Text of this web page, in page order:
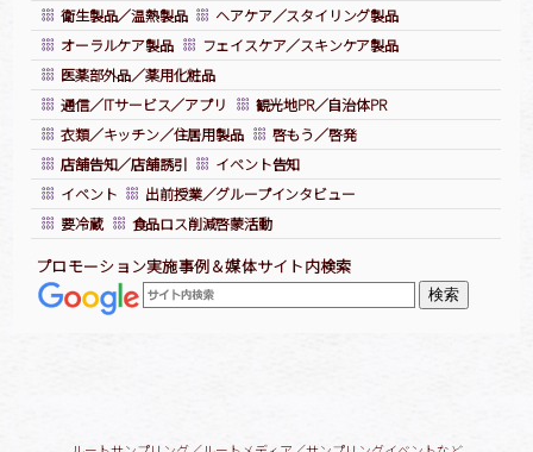
衛生製品／温熱製品
ヘアケア／スタイリング製品
オーラルケア製品
フェイスケア／スキンケア製品
医薬部外品／薬用化粧品
通信／ITサービス／アプリ
観光地PR／自治体PR
衣類／キッチン／住居用製品
啓もう／啓発
店舗告知／店舗誘引
イベント告知
イベント
出前授業／グループインタビュー
要冷蔵
食品ロス削減啓蒙活動
プロモーション実施事例＆媒体サイト内検索